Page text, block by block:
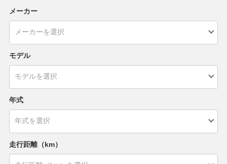
メーカー
モデル
年式
走行距離（km）